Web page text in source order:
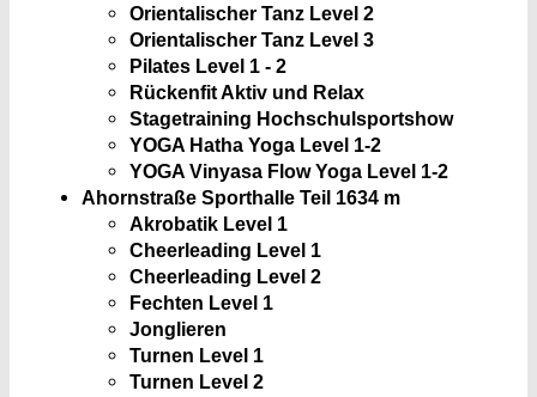
Orientalischer Tanz Level 2
Orientalischer Tanz Level 3
Pilates Level 1 - 2
Rückenfit Aktiv und Relax
Stagetraining Hochschulsportshow
YOGA Hatha Yoga Level 1-2
YOGA Vinyasa Flow Yoga Level 1-2
Ahornstraße Sporthalle Teil 1634 m
Akrobatik Level 1
Cheerleading Level 1
Cheerleading Level 2
Fechten Level 1
Jonglieren
Turnen Level 1
Turnen Level 2